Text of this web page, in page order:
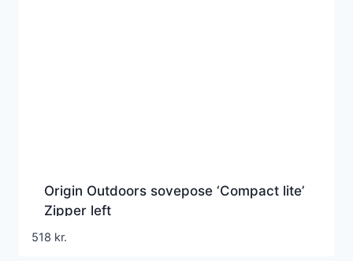
Origin Outdoors sovepose ‘Compact lite’
Zipper left
518 kr.